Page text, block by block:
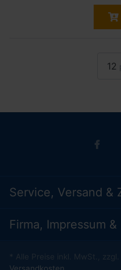
12
Service, Versand &
Firma, Impressum
* Alle Preise inkl. MwSt., zzgl.
Versandkosten